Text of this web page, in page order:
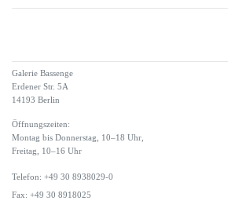
Galerie Bassenge
Erdener Str. 5A
14193 Berlin
Öffnungszeiten:
Montag bis Donnerstag, 10–18 Uhr,
Freitag, 10–16 Uhr
Telefon: +49 30 8938029-0
Fax: +49 30 8918025